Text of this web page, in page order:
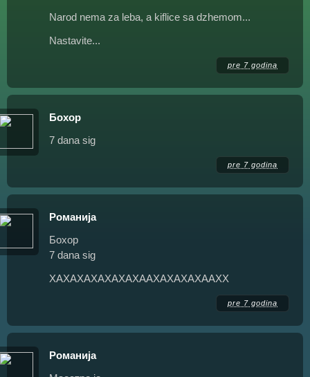
Narod nema za leba, a kiflice sa dzhemom...
Nastavite...
pre 7 godina
Бохор
7 dana sig
pre 7 godina
Романија
Бохор
7 dana sig
ХАХАХАХАХАХАХААХАХАХАХААХХ
pre 7 godina
Романија